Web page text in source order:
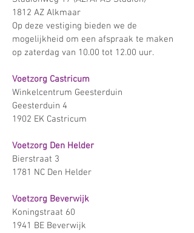
1812 AZ Alkmaar
Op deze vestiging bieden we de
mogelijkheid om een afspraak te maken
op zaterdag van 10.00 tot 12.00 uur.
Voetzorg Castricum
Winkelcentrum Geesterduin
Geesterduin 4
1902 EK Castricum
Voetzorg Den Helder
Bierstraat 3
1781 NC Den Helder
Voetzorg Beverwijk
Koningstraat 60
1941 BE Beverwijk